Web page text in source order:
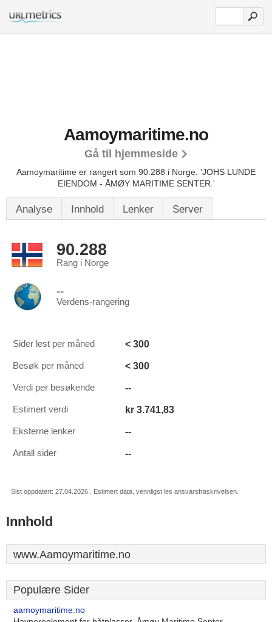
Aamoymaritime.no
Gå til hjemmeside
Aamoymaritime er rangert som 90.288 i Norge. 'JOHS LUNDE
EIENDOM - ÅMØY MARITIME SENTER.'
Analyse Innhold Lenker Server
90.288
Rang i Norge
--
Verdens-rangering
Sider lest per måned < 300
Besøk per måned < 300
Verdi per besøkende --
Estimert verdi kr 3.741,83
Eksterne lenker --
Antall sider --
Sist oppdatert: 27.04.2026 . Estimert data, vennligst les ansvarsfraskrivelsen.
Innhold
www.Aamoymaritime.no
Populære Sider
aamoymaritime.no